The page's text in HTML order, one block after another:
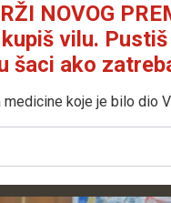
NOVOG
vilu.
šaci ako
koje je bilo dio